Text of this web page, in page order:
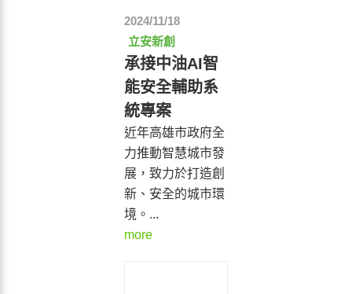
2024/11/18
立安新創
承接中油AI智
能安全輔助系
統專案
近年高雄市政府全
力推動智慧城市發
展，致力於打造創
新、安全的城市環
境。...
more